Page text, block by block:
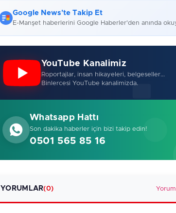
Google News'te Takip Et
E-Manşet haberlerini Google Haberler'den anında
YouTube Kanalimiz
Roportajlar, insan hikayeleri, belgeseller...
Binlercesi YouTube kanalimizda.
Whatsapp Hattı
Son dakika haberler için bizi takip edin!
0501 565 85 16
YORUMLAR(0) Yorum